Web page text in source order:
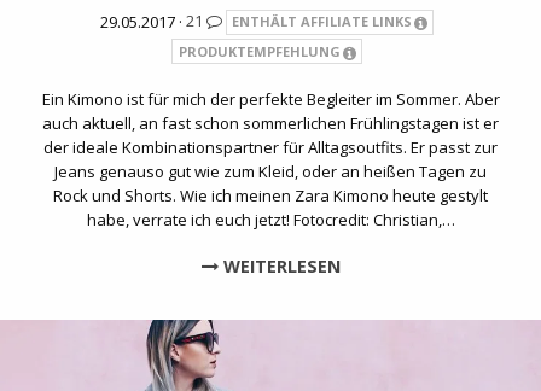
29.05.2017 · 21
ENTHÄLT AFFILIATE LINKS
PRODUKTEMPFEHLUNG
Ein Kimono ist für mich der perfekte Begleiter im Sommer. Aber
auch aktuell, an fast schon sommerlichen Frühlingstagen ist er
der ideale Kombinationspartner für Alltagsoutfits. Er passt zur
Jeans genauso gut wie zum Kleid, oder an heißen Tagen zu
Rock und Shorts. Wie ich meinen Zara Kimono heute gestylt
habe, verrate ich euch jetzt! Fotocredit: Christian,…
WEITERLESEN